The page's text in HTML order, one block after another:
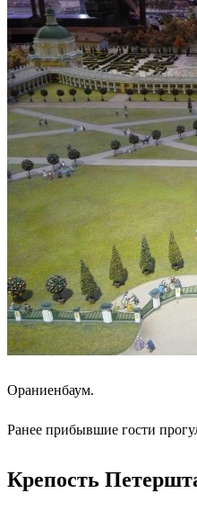
Ораниенбаум.
Ранее прибывшие гости
Крепость